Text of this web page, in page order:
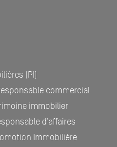
(PI)
commercial
immobilier
d’affaires
Immobilière